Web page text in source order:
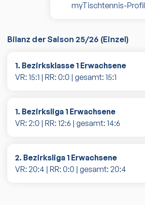
myTischtennis-Profil
Bilanz der Saison 25/26 (Einzel)
1. Bezirksklasse 1 Erwachsene
VR: 15:1 | RR: 0:0 | gesamt: 15:1
1. Bezirksliga 1 Erwachsene
VR: 2:0 | RR: 12:6 | gesamt: 14:6
2. Bezirksliga 1 Erwachsene
VR: 20:4 | RR: 0:0 | gesamt: 20:4